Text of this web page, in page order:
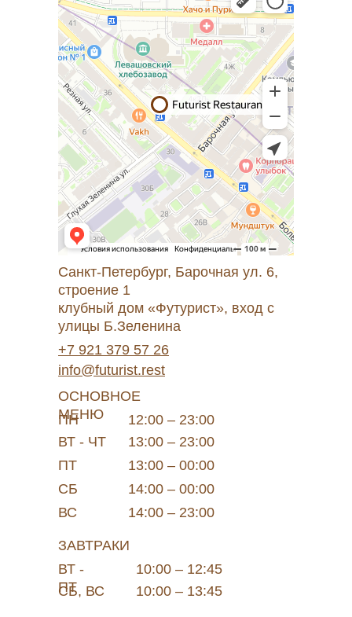
Санкт-Петербург, Барочная ул. 6,
строение 1
клубный дом «Футурист», вход с
улицы Б.Зеленина
info@futurist.rest
+7 921 379 57 26
ОСНОВНОЕ
МЕНЮ
ВТ - ЧТ
12:00 – 23:00
13:00 – 23:00
ПН
ЗАВТРАКИ
СБ, ВС
10:00 – 12:45
10:00 – 13:45
ВТ -
ПТ
ПТ
13:00 – 00:00
СБ
14:00 – 00:00
ВС
14:00 – 23:00